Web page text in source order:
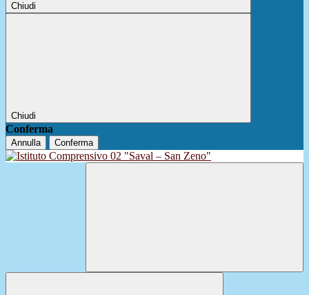
Chiudi
Chiudi
Conferma
Annulla Conferma